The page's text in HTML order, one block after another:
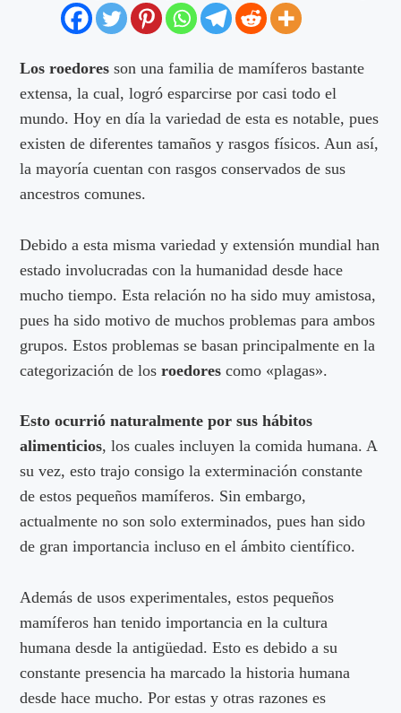
Los roedoresson una familia de mamíferos bastante
extensa, la cual, logró esparcirse por casi todo el
mundo. Hoy en día la variedad de esta es notable, pues
existen de diferentes tamaños y rasgos físicos. Aun así,
la mayoría cuentan con rasgos conservados de sus
ancestros comunes.
Debido a esta misma variedad y extensión mundial han
estado involucradas con la humanidad desde hace
mucho tiempo. Esta relación no ha sido muy amistosa,
pues ha sido motivo de muchos problemas para ambos
grupos. Estos problemas se basan principalmente en la
categorización de losroedores como «plagas».
Esto ocurrió naturalmente por sus hábitos
alimenticios, los cuales incluyen la comida humana. A
su vez, esto trajo consigo la exterminación constante
de estos pequeños mamíferos. Sin embargo,
actualmente no son solo exterminados, pues han sido
de gran importancia incluso en el ámbito científico.
Además de usos experimentales, estos pequeños
mamíferos han tenido importancia en la cultura
humana desde la antigüedad. Esto es debido a su
constante presencia ha marcado la historia humana
desde hace mucho. Por estas y otras razones es